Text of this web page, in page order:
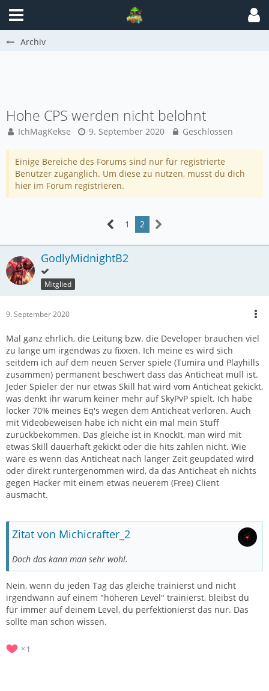
Archiv
Hohe CPS werden nicht belohnt
IchMagKekse 9. September 2020 Geschlossen
Einige Bereiche des Forums sind nur für registrierte
Benutzer zugänglich. Um diese zu nutzen, musst du dich
hier im Forum registrieren.
1 2
GodlyMidnightB2
Mitglied
9. September 2020
Mal ganz ehrlich, die Leitung bzw. die Developer brauchen viel
zu lange um irgendwas zu fixxen. Ich meine es wird sich
seitdem ich auf dem neuen Server spiele (Tumira und Playhills
zusammen) permanent beschwert dass das Anticheat müll ist.
Jeder Spieler der nur etwas Skill hat wird vom Anticheat gekickt,
was denkt ihr warum keiner mehr auf SkyPvP spielt. Ich habe
locker 70% meines Eq's wegen dem Anticheat verloren. Auch
mit Videobeweisen habe ich nicht ein mal mein Stuff
zurückbekommen. Das gleiche ist in KnockIt, man wird mit
etwas Skill dauerhaft gekickt oder die hits zählen nicht. Wie
wäre es wenn das Anticheat nach langer Zeit geupdated wird
oder direkt runtergenommen wird, da das Anticheat eh nichts
gegen Hacker mit einem etwas neuerem (Free) Client
ausmacht.
Zitat von Michicrafter_2
Doch das kann man sehr wohl.
Nein, wenn du jeden Tag das gleiche trainierst und nicht
irgendwann auf einem "höheren Level" trainierst, bleibst du
für immer auf deinem Level, du perfektionierst das nur. Das
sollte man schon wissen.
1